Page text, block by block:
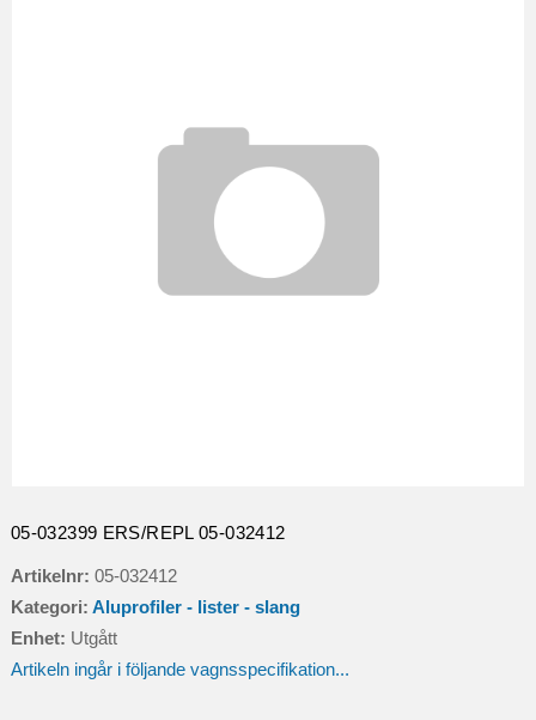
05-032399 ERS/REPL 05-032412
Artikelnr: 05-032412
Kategori: Aluprofiler - lister - slang
Enhet: Utgått
Artikeln ingår i följande vagnsspecifikation...